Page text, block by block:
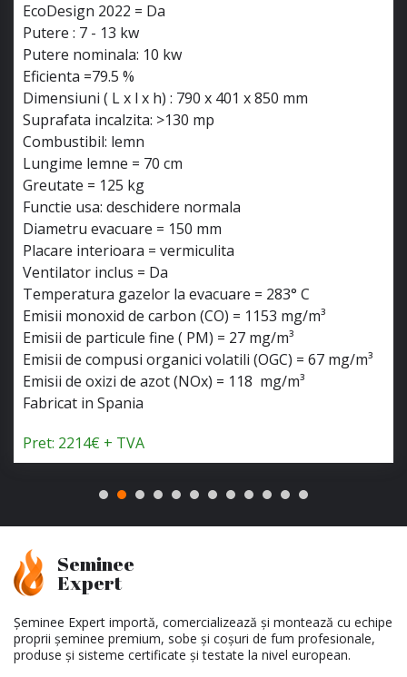
EcoDesign 2022 = Da
Putere : 7 - 13 kw
Putere nominala: 10 kw
Eficienta =79.5 %
Dimensiuni ( L x l x h) : 790 x 401 x 850 mm
Suprafata incalzita: >130 mp
Combustibil: lemn
Lungime lemne = 70 cm
Greutate = 125 kg
Functie usa: deschidere normala
Diametru evacuare = 150 mm
Placare interioara = vermiculita
Ventilator inclus = Da
Temperatura gazelor la evacuare = 283° C
Emisii monoxid de carbon (CO) = 1153 mg/m³
Emisii de particule fine ( PM) = 27 mg/m³
Emisii de compusi organici volatili (OGC) = 67 mg/m³
Emisii de oxizi de azot (NOx) = 118 mg/m³
Fabricat in Spania
Pret: 2214€ + TVA
Seminee
Expert
Șeminee Expert importă, comercializează și montează cu echipe
proprii șeminee premium, sobe și coșuri de fum profesionale,
produse și sisteme certificate și testate la nivel european.